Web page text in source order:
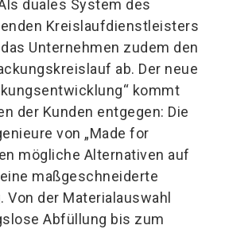
duales System des
Kreislaufdienstleisters
Unternehmen zudem den
ab. Der neue
kommt
der Kunden entgegen: Die
von „Made for
mögliche Alternativen auf
maßgeschneiderte
der Materialauswahl
Abfüllung bis zum